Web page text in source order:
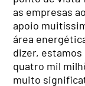
as empresas
apoio
área
dizer, estamos
quatro mil
muito